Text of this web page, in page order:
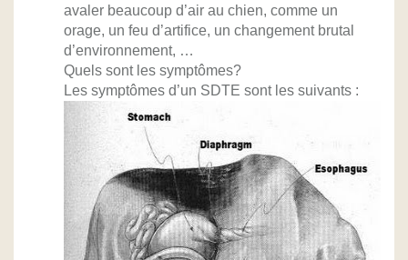
avaler beaucoup d’air au chien, comme un
orage, un feu d’artifice, un changement brutal
d’environnement, …
Quels sont les symptômes?
Les symptômes d’un SDTE sont les suivants :